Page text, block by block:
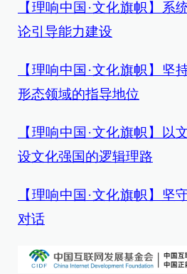
【理响中国·文化旗帜】系
论引导能力建设
【理响中国·文化旗帜】坚
形态领域的指导地位
【理响中国·文化旗帜】以
设文化强国的逻辑理路
【理响中国·文化旗帜】坚
对话